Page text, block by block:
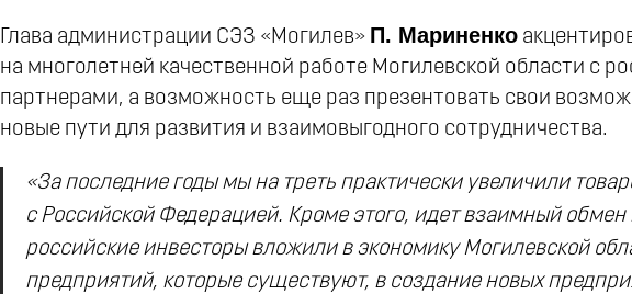
Глава администрации СЭЗ «Могилев» П. Мариненко
на многолетней качественной работе Могилевской области с
партнерами, а возможность еще раз презентовать свои
новые пути для развития и взаимовыгодного сотрудничества.
«За последние годы мы на треть практически увеличили
с Российской Федерацией. Кроме этого, идет взаимный
российские инвесторы вложили в экономику Могилевской
предприятий, которые существуют, в создание новых